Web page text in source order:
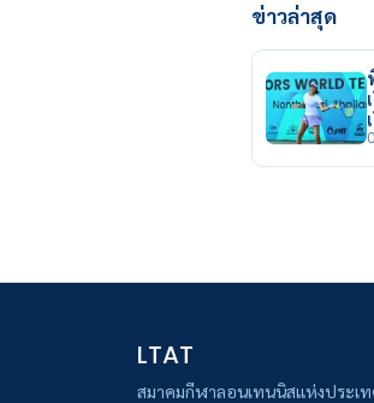
ข่าวล่าสุด
LTAT
สมาคมกีฬาลอนเทนนิสแห่งประเ